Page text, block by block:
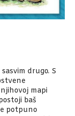
drugo. S
mapi
baš
potpuno